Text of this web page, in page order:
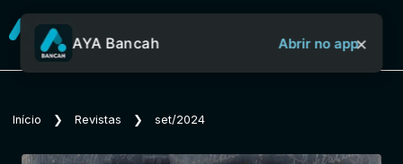
Sobre o Aya Bancah
AYA Bancah Abrir no app×
Início ❯ Revistas ❯ set/2024